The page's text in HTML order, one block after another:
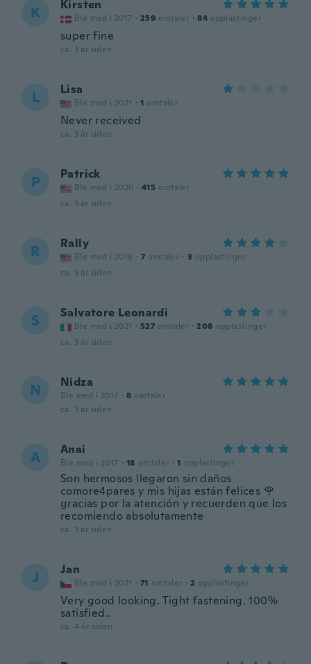
K Kirsten
Ble med i 2017 · 259 omtaler · 84 opplastinger
super fine
ca. 3 år siden
L Lisa
Ble med i 2021 · 1 omtaler
Never received
ca. 3 år siden
P Patrick
Ble med i 2020 · 415 omtaler
ca. 3 år siden
R Rally
Ble med i 2018 · 7 omtaler · 3 opplastinger
ca. 3 år siden
S Salvatore Leonardi
Ble med i 2021 · 527 omtaler · 208 opplastinger
ca. 3 år siden
N Nidza
Ble med i 2017 · 8 omtaler
ca. 3 år siden
A Anai
Ble med i 2017 · 18 omtaler · 1 opplastinger
Son hermosos llegaron sin daños
comore4pares y mis hijas están felices 🌹
gracias por la atención y recuerden que los
recomiendo absolutamente
ca. 3 år siden
J Jan
Ble med i 2021 · 71 omtaler · 2 opplastinger
Very good looking. Tight fastening. 100%
satisfied..
ca. 4 år siden